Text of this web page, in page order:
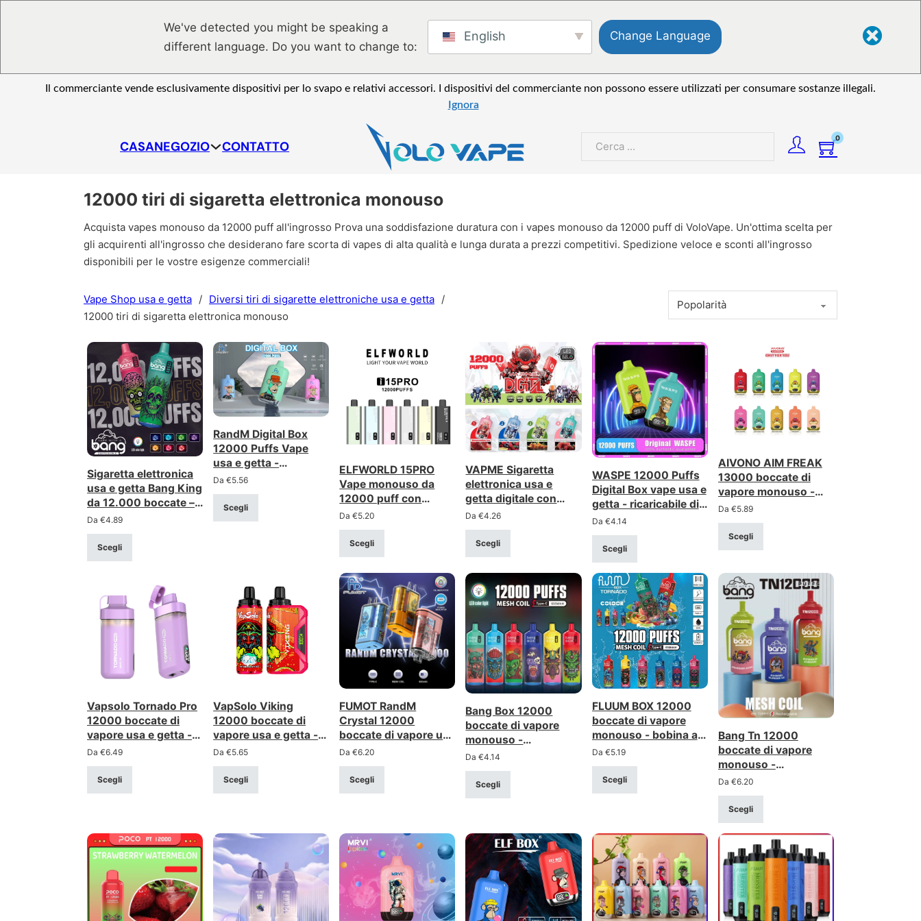
We've detected you might be speaking a
different language. Do you want to change to:
English Change Language
Il commerciante vende esclusivamente dispositivi per lo svapo e relativi accessori. I dispositivi del commerciante non possono essere utilizzati per consumare sostanze illegali.
Ignora
CASANEGOZIO CONTATTO Cerca
0
12000 tiri di sigaretta elettronica monouso
Acquista vapes monouso da 12000 puff all'ingrosso Prova una soddisfazione duratura con i vapes monouso da 12000 puff di VoloVape. Un'ottima scelta per
gli acquirenti all'ingrosso che desiderano fare scorta di vapes di alta qualità e lunga durata a prezzi competitivi. Spedizione veloce e sconti all'ingrosso
disponibili per le vostre esigenze commerciali!
Vape Shop usa e getta / Diversi tiri di sigarette elettroniche usa e getta /
12000 tiri di sigaretta elettronica monouso
Sigaretta elettronica
usa e getta Bang King
da 12.000 boccate –
ottima scelta con
resistenza a rete,
acquisto all’ingrosso
Da €4.89
Scegli
RandM Digital Box
12000 Puffs Vape
usa e getta -
Ricaricabile con
display LCD
Da€5.56
Scegli
ELFWORLD 15PRO
Vape monouso da
12000 puff con
display digitale e
flusso d'aria
regolabile
Da€5.20
Scegli
VAPME Sigaretta
elettronica usa e
getta digitale con
bobina a rete da
12.000 boccate –
ricaricabile con
display digitale
(intensità 0-5%)
Da€4.26
Scegli
WASPE 12000 Puffs
Digital Box vape usa e
getta - ricaricabile di
lunga durata con
display intelligente
Da €4.14
Scegli
AIVONO AIM FREAK
13000 boccate di
vapore monouso -
Bobina a rete, display
LCD
Da €5.89
Scegli
Vapsolo Tornado Pro
12000 boccate di
vapore usa e getta -
RGB, flusso d'aria
regolabile, bobina a
rete
Da €6.49
Scegli
VapSolo Viking
12000 boccate di
vapore usa e getta -
Flusso d'aria
regolabile, bobina a
rete, LCD
Da€5.65
Scegli
FUMOT RandM
Crystal 12000
boccate di vapore usa
e getta - Bobina a
rete, ricaricabile
Da€6.20
Scegli
Bang Box 12000
boccate di vapore
monouso -
ricaricabile, bobina a
rete
Da€4.14
Scegli
FLUUM BOX 12000
boccate di vapore
monouso - bobina a
rete da 1,1Ω,
ricaricabile
Da €5.19
Scegli
Bang Tn 12000
boccate di vapore
monouso -
ricaricabile, bobina a
rete
Da €6.20
Scegli